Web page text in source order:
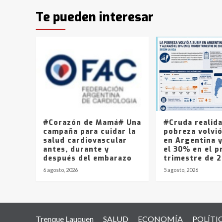
Te pueden interesar
#Corazón de Mamá# Una
campaña para cuidar la
salud cardiovascular
antes, durante y
después del embarazo
6 agosto, 2026
#Cruda
pobreza
en Argentina
el 30% en el
trimestre de
5 agosto, 2026
Trenque Lauquen SALUD ECONOMÍA